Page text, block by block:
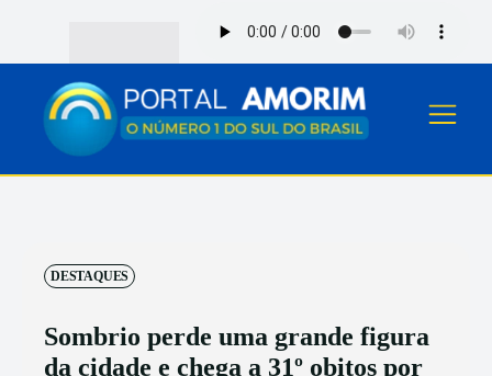
DESTAQUES
Sombrio perde uma grande figura
da cidade e chega a 31º obitos por